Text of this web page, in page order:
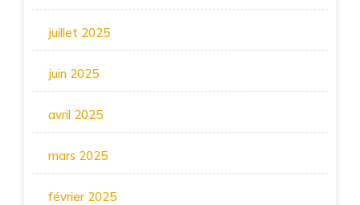
juillet 2025
juin 2025
avril 2025
mars 2025
février 2025